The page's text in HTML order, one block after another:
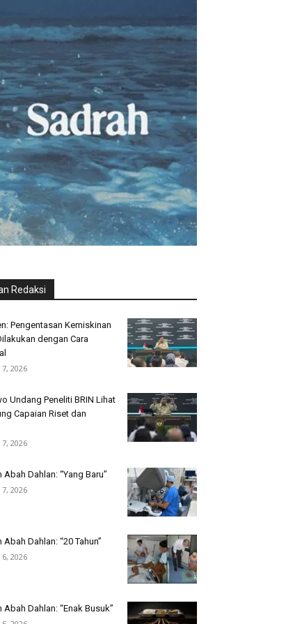
Redaksi
Pengentasan Kemiskinan
dengan Cara
2026
Undang Peneliti BRIN Lihat
Capaian Riset dan
2026
Abah Dahlan: “Yang Baru”
2026
Abah Dahlan: “20 Tahun”
2026
Abah Dahlan: “Enak Busuk”